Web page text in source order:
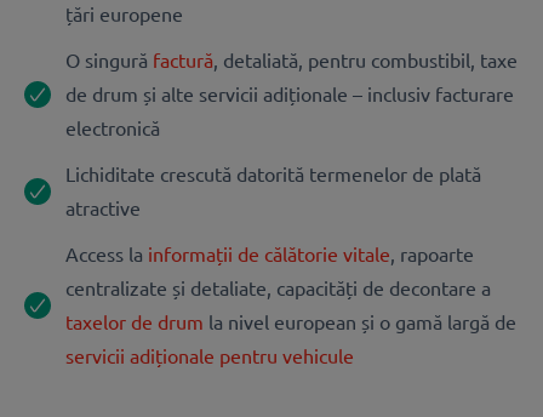
țări europene
O singură factură, detaliată, pentru combustibil, taxe
de drum și alte servicii adiționale – inclusiv facturare
electronică
Lichiditate crescută datorită termenelor de plată
atractive
Access la informații de călătorie vitale, rapoarte
centralizate și detaliate, capacități de decontare a
taxelor de drum la nivel european și o gamă largă de
servicii adiționale pentru vehicule